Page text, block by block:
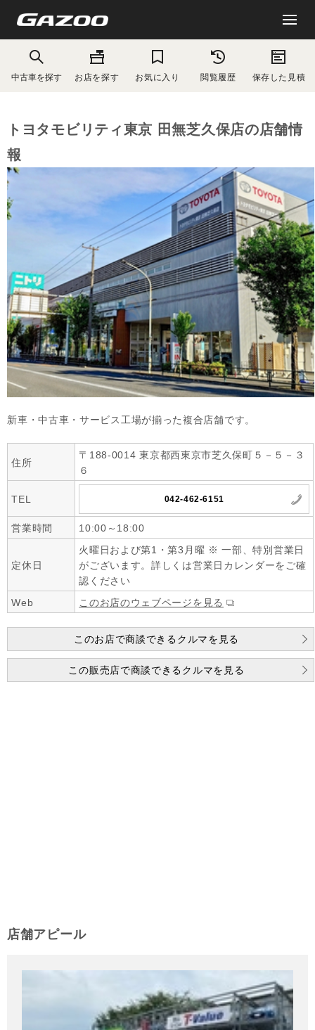
中古車を探す お店を探す お気に入り 閲覧履歴 保存した見積
トヨタモビリティ東京 田無芝久保店の店舗情
報
新車・中古車・サービス工場が揃った複合店舗です。
住所
〒188-0014 東京都西東京市芝久保町５－５－３
６
TEL 042-462-6151
営業時間 10:00～18:00
定休日
火曜日および第1・第3月曜 ※ 一部、特別営業日
がございます。詳しくは営業日カレンダーをご確
認ください
Web
このお店のウェブページを見る
このお店で商談できるクルマを見る
この販売店で商談できるクルマを見る
店舗アピール